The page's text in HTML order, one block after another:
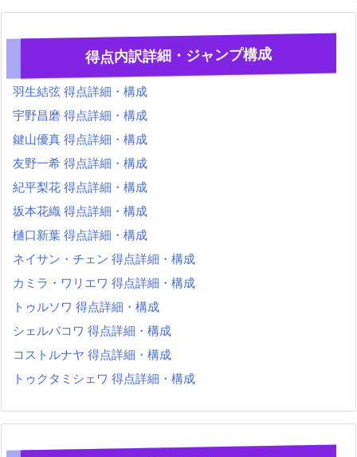
得点内訳詳細・ジャンプ構成
羽生結弦 得点詳細・構成
宇野昌磨 得点詳細・構成
鍵山優真 得点詳細・構成
友野一希 得点詳細・構成
紀平梨花 得点詳細・構成
坂本花織 得点詳細・構成
樋口新葉 得点詳細・構成
ネイサン・チェン 得点詳細・構成
カミラ・ワリエワ 得点詳細・構成
トゥルソワ 得点詳細・構成
シェルバコワ 得点詳細・構成
コストルナヤ 得点詳細・構成
トゥクタミシェワ 得点詳細・構成